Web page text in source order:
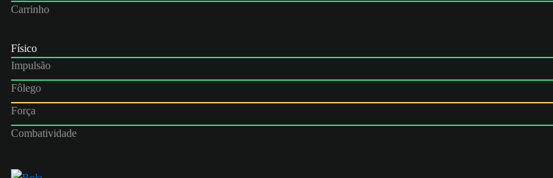
Carrinho
Físico
Impulsão
Fôlego
Força
Combatividade